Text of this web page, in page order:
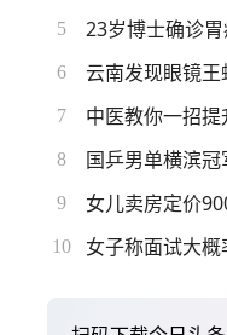
5 23岁博士确诊
6 云南发现眼镜王
7 中医教你一招提
8 国乒男单横滨
9 女儿卖房定价
10 女子称面试大